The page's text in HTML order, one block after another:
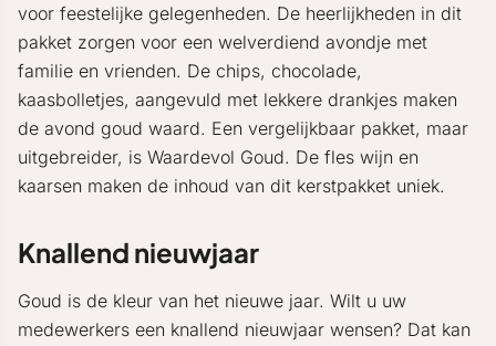
voor feestelijke gelegenheden. De heerlijkheden in dit
pakket zorgen voor een welverdiend avondje met
familie en vrienden. De chips, chocolade,
kaasbolletjes, aangevuld met lekkere drankjes maken
de avond goud waard. Een vergelijkbaar pakket, maar
uitgebreider, is Waardevol Goud. De fles wijn en
kaarsen maken de inhoud van dit kerstpakket uniek.
Knallend nieuwjaar
Goud is de kleur van het nieuwe jaar. Wilt u uw
medewerkers een knallend nieuwjaar wensen? Dat kan